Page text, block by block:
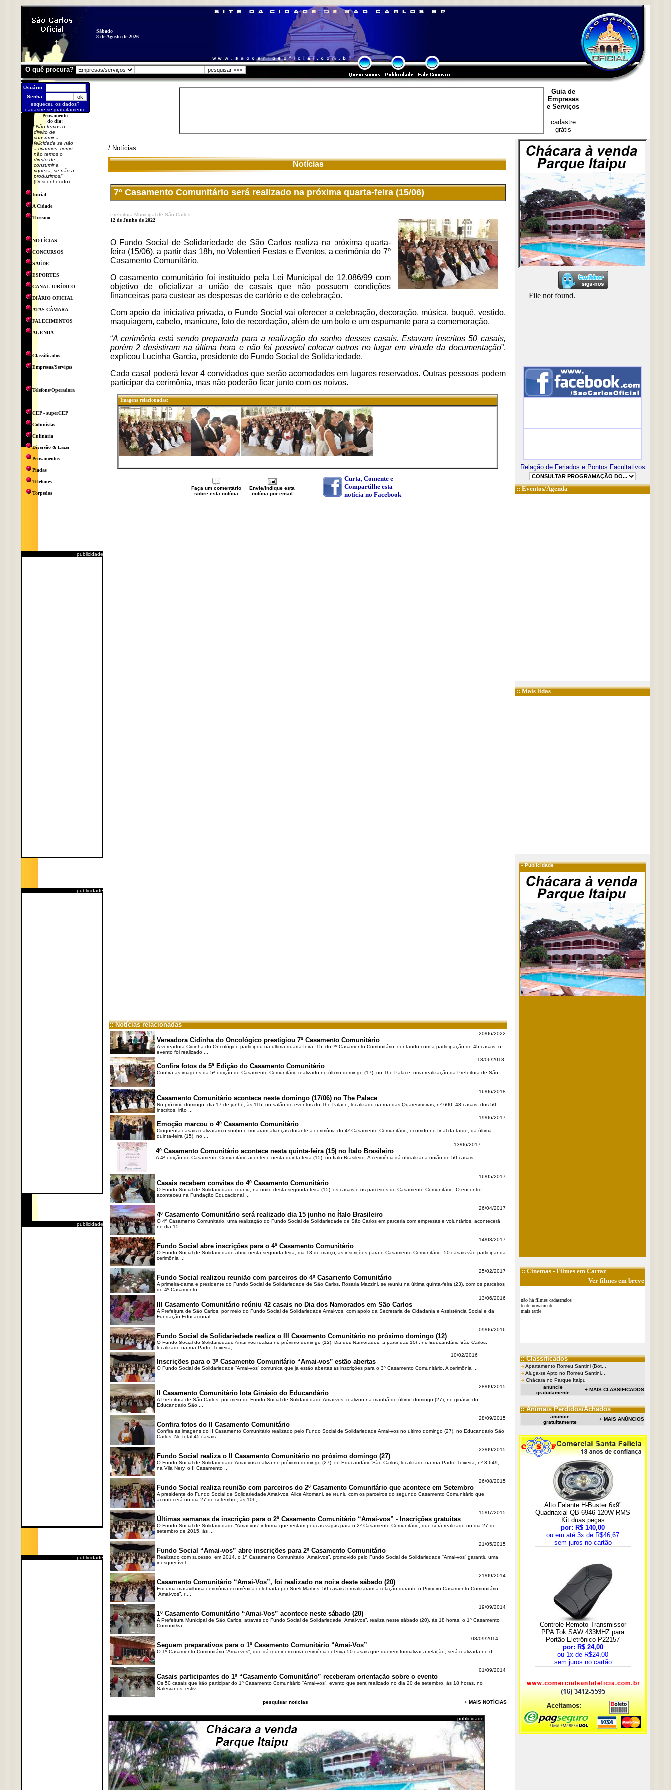
Sábado
8 de Agosto de 2026
O quê procura?
Usuário:
Senha:
esqueceu os dados?
cadastre-se gratuitamente
Pensamento
do dia:
"Não temos o
direito de
consumir a
felicidade se não
a criarmos: como
não temos o
direito de
consumir a
riqueza, se não a
produzimos!"
(Desconhecido)
Inicial
A Cidade
Turismo
NOTÍCIAS
CONCURSOS
SAÚDE
ESPORTES
CANAL JURÍDICO
DIÁRIO OFICIAL
ATAS CÂMARA
FALECIMENTOS
AGENDA
Classificados
Empresas/Serviços
Telefone/Operadora
CEP - superCEP
Colunistas
Culinária
Diversão & Lazer
Pensamentos
Piadas
Telefones
Torpedos
publicidade
publicidade
publicidade
publicidade
Guia de
Empresas
e Serviços
cadastre
grátis
/ Notícias
Notícias
7º Casamento Comunitário será realizado na próxima quarta-feira (15/06)
Prefeitura Municipal de São Carlos
12 de Junho de 2022
O Fundo Social de Solidariedade de São Carlos realiza na próxima quarta-
feira (15/06), a partir das 18h, no Volentieri Festas e Eventos, a cerimônia do 7º
Casamento Comunitário.
O casamento comunitário foi instituído pela Lei Municipal de 12.086/99 com
objetivo de oficializar a união de casais que não possuem condições
financeiras para custear as despesas de cartório e de celebração.
Com apoio da iniciativa privada, o Fundo Social vai oferecer a celebração, decoração, música, buquê, vestido,
maquiagem, cabelo, manicure, foto de recordação, além de um bolo e um espumante para a comemoração.
“A cerimônia está sendo preparada para a realização do sonho desses casais. Estavam inscritos 50 casais,
porém 2 desistiram na última hora e não foi possível colocar outros no lugar em virtude da documentação”,
explicou Lucinha Garcia, presidente do Fundo Social de Solidariedade.
Cada casal poderá levar 4 convidados que serão acomodados em lugares reservados. Outras pessoas podem
participar da cerimônia, mas não poderão ficar junto com os noivos.
Imagens relacionadas:
Curta, Comente e
Compartilhe esta
notícia no Facebook
Faça um comentário
sobre esta notícia
Envie/indique esta
notícia por email
:: Notícias relacionadas
20/06/2022
Vereadora Cidinha do Oncológico prestigiou 7º Casamento Comunitário
A vereadora Cidinha do Oncológico participou na ultima quarta-feira, 15, do 7º Casamento Comunitário, contando com a participação de 45 casais, o
evento foi realizado ...
18/06/2018
Confira fotos da 5ª Edição do Casamento Comunitário
Confira as imagens da 5ª edição do Casamento Comunitário realizado no último domingo (17), no The Palace, uma realização da Prefeitura de São ...
16/06/2018
Casamento Comunitário acontece neste domingo (17/06) no The Palace
No próximo domingo, dia 17 de junho, às 11h, no salão de eventos do The Palace, localizado na rua das Quaresmeiras, nº 600, 48 casais, dos 50
inscritos, irão ...
19/06/2017
Emoção marcou o 4º Casamento Comunitário
Cinquenta casais realizaram o sonho e trocaram alianças durante a cerimônia do 4º Casamento Comunitário, ocorrido no final da tarde, da última
quinta-feira (15), no ...
13/06/2017
4º Casamento Comunitário acontece nesta quinta-feira (15) no Ítalo Brasileiro
A 4ª edição do Casamento Comunitário acontece nesta quinta-feira (15), no Ítalo Brasileiro. A cerimônia irá oficializar a união de 50 casais. ...
16/05/2017
Casais recebem convites do 4º Casamento Comunitário
O Fundo Social de Solidariedade reuniu, na noite desta segunda-feira (15), os casais e os parceiros do Casamento Comunitário. O encontro
aconteceu na Fundação Educacional ...
26/04/2017
4º Casamento Comunitário será realizado dia 15 junho no Ítalo Brasileiro
O 4º Casamento Comunitário, uma realização do Fundo Social de Solidariedade de São Carlos em parceria com empresas e voluntários, acontecerá
no dia 15 ...
14/03/2017
Fundo Social abre inscrições para o 4º Casamento Comunitário
O Fundo Social de Solidariedade abriu nesta segunda-feira, dia 13 de março, as inscrições para o Casamento Comunitário. 50 casais vão participar da
cerimônia ...
25/02/2017
Fundo Social realizou reunião com parceiros do 4º Casamento Comunitário
A primeira-dama e presidente do Fundo Social de Solidariedade de São Carlos, Rosária Mazzini, se reuniu na última quinta-feira (23), com os parceiros
do 4º Casamento ...
13/06/2016
III Casamento Comunitário reúniu 42 casais no Dia dos Namorados em São Carlos
A Prefeitura de São Carlos, por meio do Fundo Social de Solidariedade Amai-vos, com apoio da Secretaria de Cidadania e Assistência Social e da
Fundação Educacional ...
09/06/2016
Fundo Social de Solidariedade realiza o III Casamento Comunitário no próximo domingo (12)
O Fundo Social de Solidariedade Amai-vos realiza no próximo domingo (12), Dia dos Namorados, a partir das 10h, no Educandário São Carlos,
localizado na rua Padre Teixeira, ...
10/02/2016
Inscrições para o 3º Casamento Comunitário “Amai-vos” estão abertas
O Fundo Social de Solidariedade “Amai-vos” comunica que já estão abertas as inscrições para o 3º Casamento Comunitário. A cerimônia ...
28/09/2015
II Casamento Comunitário lota Ginásio do Educandário
A Prefeitura de São Carlos, por meio do Fundo Social de Solidariedade Amai-vos, realizou na manhã do último domingo (27), no ginásio do
Educandário São ...
28/09/2015
Confira fotos do II Casamento Comunitário
Confira as imagens do II Casamento Comunitário realizado pelo Fundo Social de Solidariedade Amai-vos no último domingo (27), no Educandário São
Carlos. No total 45 casais ...
23/09/2015
Fundo Social realiza o II Casamento Comunitário no próximo domingo (27)
O Fundo Social de Solidariedade Amai-vos realiza no próximo domingo (27), no Educandário São Carlos, localizado na rua Padre Teixeira, nº 3.649,
na Vila Nery, o II Casamento ...
26/08/2015
Fundo Social realiza reunião com parceiros do 2º Casamento Comunitário que acontece em Setembro
A presidente do Fundo Social de Solidariedade Amai-vos, Alice Altomani, se reuniu com os parceiros do segundo Casamento Comunitário que
acontecerá no dia 27 de setembro, às 10h, ...
15/07/2015
Últimas semanas de inscrição para o 2º Casamento Comunitário “Amai-vos” - Inscrições gratuitas
O Fundo Social de Solidariedade “Amai-vos” informa que restam poucas vagas para o 2º Casamento Comunitário, que será realizado no dia 27 de
setembro de 2015, às ...
21/05/2015
Fundo Social “Amai-vos” abre inscrições para 2º Casamento Comunitário
Realizado com sucesso, em 2014, o 1º Casamento Comunitário “Amai-vos”, promovido pelo Fundo Social de Solidariedade “Amai-vos” garantiu uma
inesquecível ...
21/09/2014
Casamento Comunitário “Amai-Vos”, foi realizado na noite deste sábado (20)
Em uma maravilhosa cerimônia ecumênica celebrada por Sueli Martins, 50 casais formalizaram a relação durante o Primeiro Casamento Comunitário
“Amai-vos”, r ...
19/09/2014
1º Casamento Comunitário “Amai-Vos” acontece neste sábado (20)
A Prefeitura Municipal de São Carlos, através do Fundo Social de Solidariedade “Amai-vos”, realiza neste sábado (20), às 18 horas, o 1º Casamento
Comunit&a ...
08/09/2014
Seguem preparativos para o 1º Casamento Comunitário “Amai-Vos”
O 1º Casamento Comunitário “Amai-vos”, que irá reunir em uma cerimônia coletiva 50 casais que querem formalizar a relação, será realizada no d ...
01/09/2014
Casais participantes do 1º “Casamento Comunitário” receberam orientação sobre o evento
Os 50 casais que irão participar do 1º Casamento Comunitário “Amai-vos”, evento que será realizado no dia 20 de setembro, às 18 horas, no
Salesianos, estiv ...
pesquisar notícias + MAIS NOTÍCIAS
publicidade
Relação de Feriados e Pontos Facultativos
::Eventos/Agenda
:: Mais lidas
»Publicidade
::Cinemas- Filmes em Cartaz
Ver filmes em breve
não há filmes cadastrados
tente novamente
mais tarde
:: Classificados
Apartamento Romeu Santini (Bot...
Aluga-se Apto no Romeu Santini...
Chácara no Parque Itaipu
anuncie
gratuitamente
+ MAIS CLASSIFICADOS
:: Animais Perdidos/Achados
anuncie
gratuitamente
+ MAIS ANÚNCIOS